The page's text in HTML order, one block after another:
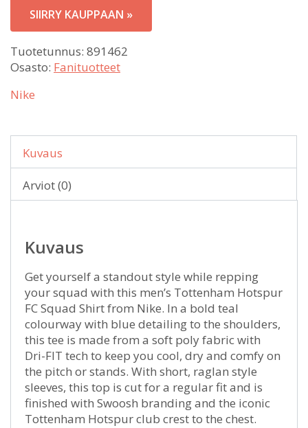
SIIRRY KAUPPAAN »
Tuotetunnus: 891462
Osasto: Fanituotteet
Nike
Kuvaus
Arviot (0)
Kuvaus
Get yourself a standout style while repping
your squad with this men’s Tottenham Hotspur
FC Squad Shirt from Nike. In a bold teal
colourway with blue detailing to the shoulders,
this tee is made from a soft poly fabric with
Dri-FIT tech to keep you cool, dry and comfy on
the pitch or stands. With short, raglan style
sleeves, this top is cut for a regular fit and is
finished with Swoosh branding and the iconic
Tottenham Hotspur club crest to the chest.